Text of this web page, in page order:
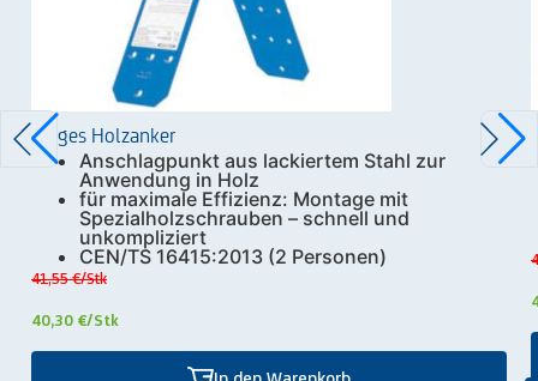
Zarges Holzanker
Anschlagpunkt aus lackiertem Stahl zur
Anwendung in Holz
für maximale Effizienz: Montage mit
Spezialholzschrauben – schnell und
unkompliziert
CEN/TS 16415:2013 (2 Personen)
41,55 €/Stk
40,30 €/Stk